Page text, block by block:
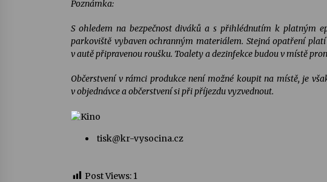
Poznámka:
S ohledem na bezpečnost diváků a s přihlédnutím k platným
parkoviště vybaven ochranným materiálem. Stejná opatření
v autě připravenou roušku. Toalety a dezinfekce budou v místě
Občerstvení v rámci produkce není možné koupit na místě, je
v objednávce a občerstvení si při příjezdu vyzvednout.
tisk@kr-vysocina.cz
Post Views: 1